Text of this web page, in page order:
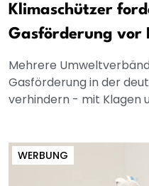
Klimaschützer
Gasförderung vor
Mehrere
Gasförderung in der
verhindern - mit Klagen
WERBUNG